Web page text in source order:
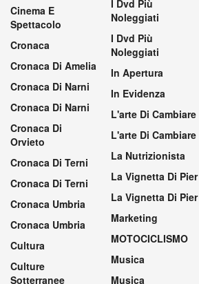
Cinema E
Spettacolo
Cronaca
Cronaca Di Amelia
Cronaca Di Narni
Cronaca Di Narni
Cronaca Di
Orvieto
Cronaca Di Terni
Cronaca Di Terni
Cronaca Umbria
Cronaca Umbria
Cultura
Culture
Sotterranee
I Dvd Più
Noleggiati
I Dvd Più
Noleggiati
In Apertura
In Evidenza
L'arte Di Cambiare
L'arte Di Cambiare
La Nutrizionista
La Vignetta Di Pier
La Vignetta Di Pier
Marketing
MOTOCICLISMO
Musica
Musica